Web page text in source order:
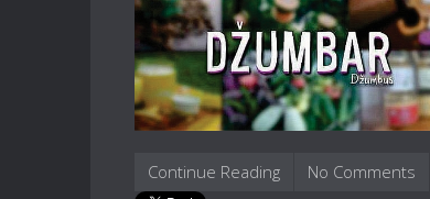
Continue Reading No Comments